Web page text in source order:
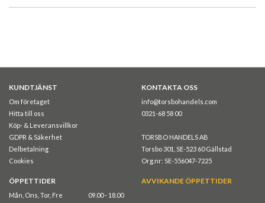
KUNDTJÄNST
Om företaget
Hitta till oss
Köp- & Leveransvillkor
GDPR & Säkerhet
Delbetalning
Cookies
KONTAKTA OSS
info@torsbohandels.com
0321-68 58 00
TORSBO HANDELS AB
Torsbo 301, SE-523 60 Gällstad
Org.nr: SE-556047-7225
ÖPPETTIDER
Mån, Ons, Tor, Fre 09.00 - 18.00
AVVIKANDE ÖPPETTIDER